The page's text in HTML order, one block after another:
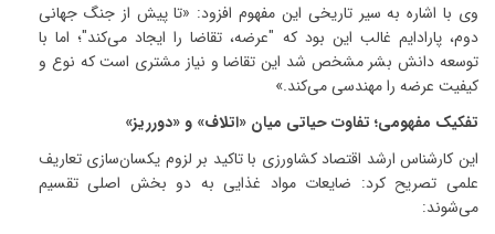
وی با اشاره به سیر تاریخی این مفهوم افزود: «تا پیش از جنگ جهانی
دوم، پارادایم غالب این بود که "عرضه، تقاضا را ایجاد می‌کند"؛ اما با
توسعه دانش بشر مشخص شد این تقاضا و نیاز مشتری است که نوع و
کیفیت عرضه را مهندسی می‌کند.»
تفکیک مفهومی؛ تفاوت حیاتی میان «اتلاف» و «دورریز»
این کارشناس ارشد اقتصاد کشاورزی با تاکید بر لزوم یکسان‌سازی تعاریف
علمی تصریح کرد: ضایعات مواد غذایی به دو بخش اصلی تقسیم
می‌شوند: